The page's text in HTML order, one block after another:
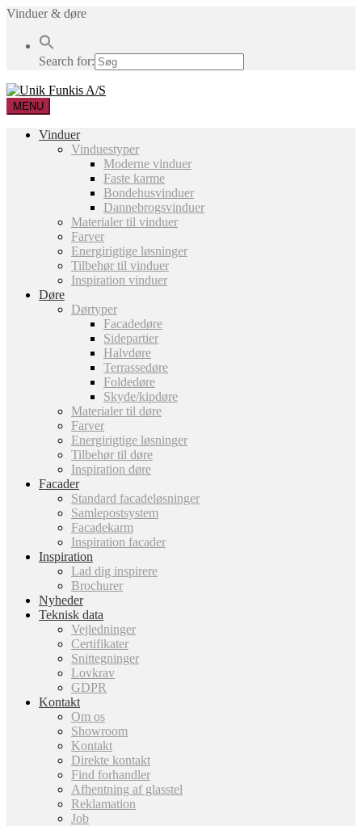
Vinduer & døre
Search for:
MENU
Vinduer
Vinduestyper
Moderne vinduer
Faste karme
Bondehusvinduer
Dannebrogsvinduer
Materialer til vinduer
Farver
Energirigtige løsninger
Tilbehør til vinduer
Inspiration vinduer
Døre
Dørtyper
Facadedøre
Sidepartier
Halvdøre
Terrassedøre
Foldedøre
Skyde/kipdøre
Materialer til døre
Farver
Energirigtige løsninger
Tilbehør til døre
Inspiration døre
Facader
Standard facadeløsninger
Samlepostsystem
Facadekarm
Inspiration facader
Inspiration
Lad dig inspirere
Brochurer
Nyheder
Teknisk data
Vejledninger
Certifikater
Snittegninger
Lovkrav
GDPR
Kontakt
Om os
Showroom
Kontakt
Direkte kontakt
Find forhandler
Afhentning af glasstel
Reklamation
Job